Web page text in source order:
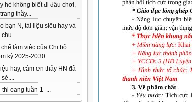
hè không biết đi đâu chơi,
thầy...
bạn N, tài liệu siêu hay và
chu...
chế làm việc của Chi bộ
kỳ 2025-2030...
hay, cảm ơn thầy HN đã
thi oang tuần 1 ...